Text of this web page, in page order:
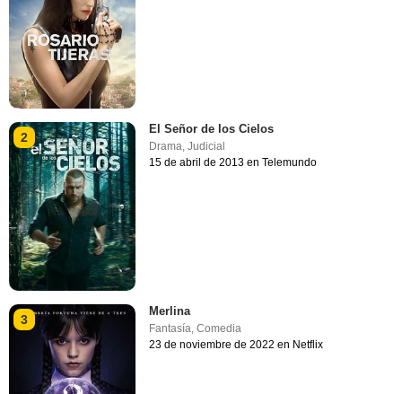
2
El Señor de los Cielos
Drama ,Judicial
15 de abril de 2013 en Telemundo
3
Merlina
Fantasía,Comedia
23 de noviembre de 2022 en Netflix